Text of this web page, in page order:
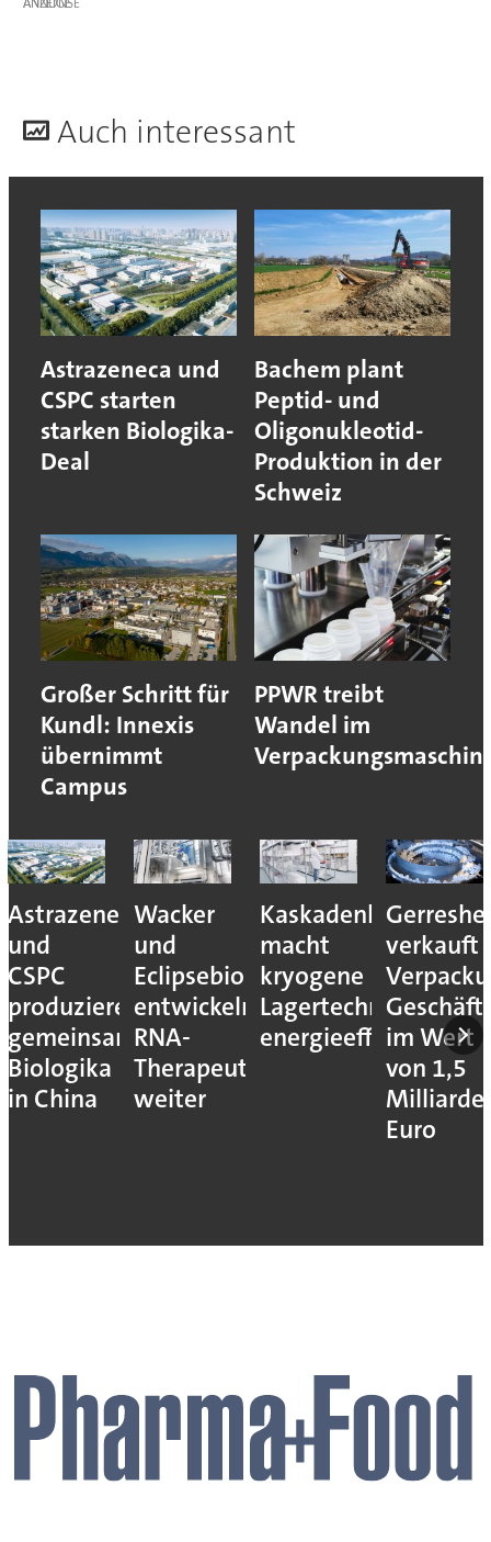
Auch interessant
Astrazeneca und
CSPC starten
starken Biologika-
Deal
Bachem plant
Peptid- und
Oligonukleotid-
Produktion in der
Schweiz
Großer Schritt für
Kundl: Innexis
übernimmt
Campus
PPWR treibt
Wandel im
Astrazeneca
und
CSPC
produzieren
gemeinsam
Biologika
in China
Wacker
und
Eclipsebio
entwickeln
RNA-
Therapeutika
weiter
Kaskadenkonzept
macht
kryogene
Lagertechnik
energieeffizienter
verkauft
im Wert
von 1,5
Euro